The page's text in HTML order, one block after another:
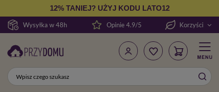
Wysyłka w 48h
12% TANIEJ? UŻYJ KODU LATO12
Opinie 4.9/5 Korzyści